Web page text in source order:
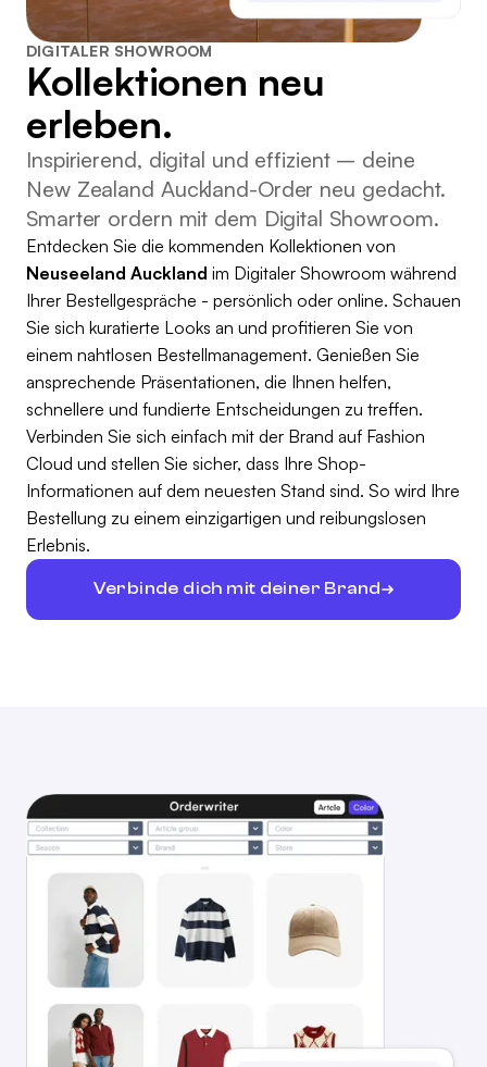
DIGITALER SHOWROOM
Kollektionen neu
erleben.
Inspirierend, digital und effizient – deine
New Zealand Auckland-Order neu gedacht.
Smarter ordern mit dem Digital Showroom.
Entdecken Sie die kommenden Kollektionen von
Neuseeland Auckland im Digitaler Showroom während
Ihrer Bestellgespräche - persönlich oder online. Schauen
Sie sich kuratierte Looks an und profitieren Sie von
einem nahtlosen Bestellmanagement. Genießen Sie
ansprechende Präsentationen, die Ihnen helfen,
schnellere und fundierte Entscheidungen zu treffen.
Verbinden Sie sich einfach mit der Brand auf Fashion
Cloud und stellen Sie sicher, dass Ihre Shop-
Informationen auf dem neuesten Stand sind. So wird Ihre
Bestellung zu einem einzigartigen und reibungslosen
Erlebnis.
Verbinde dich mit deiner Brand